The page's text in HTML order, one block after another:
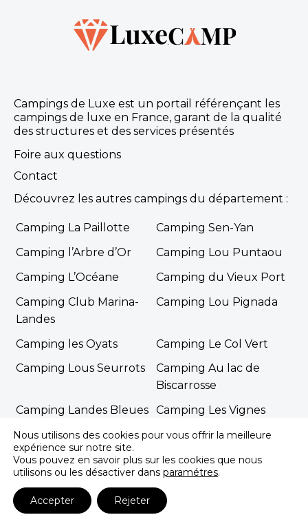
Campings de Luxe est un portail référençant les
campings de luxe en France, garant de la qualité
des structures et des services présentés
Foire aux questions
Contact
Découvrez les autres campings du département :
Camping La Paillotte
Camping Sen-Yan
Camping l’Arbre d’Or
Camping Lou Puntaou
Camping L’Océane
Camping du Vieux Port
Camping Club Marina-
Landes
Camping Lou Pignada
Camping les Oyats
Camping Le Col Vert
Camping Lous Seurrots
Camping Au lac de
Biscarrosse
Camping Landes Bleues Camping Les Vignes
Camping de la Plage
©2026 Campings luxe - Tous droits réservés |
Nous utilisons des cookies pour vous offrir la meilleure
expérience sur notre site.
Vous pouvez en savoir plus sur les cookies que nous
utilisons ou les désactiver dans paramétres.
Accepter Rejeter